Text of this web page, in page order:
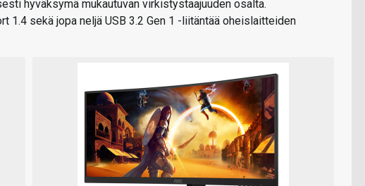
hyväksymä mukautuvan virkistystaajuuden osalta.
sekä jopa neljä USB 3.2 Gen 1 -liitäntää oheislaitteiden